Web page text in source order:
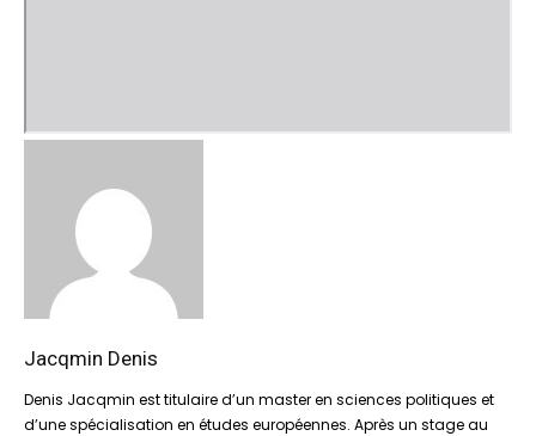
Jacqmin Denis
Denis Jacqmin est titulaire d’un master en sciences politiques et
d’une spécialisation en études européennes. Après un stage au